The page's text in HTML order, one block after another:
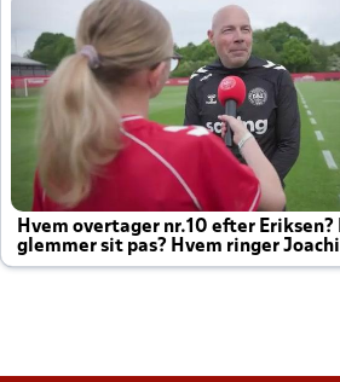
Hvem overtager nr.10 efter Eriksen?
glemmer sit pas? Hvem ringer
altid til efter kampe?